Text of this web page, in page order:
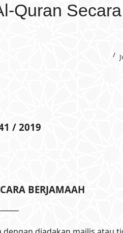
Quran Secara
/ 2019
BERJAMAAH